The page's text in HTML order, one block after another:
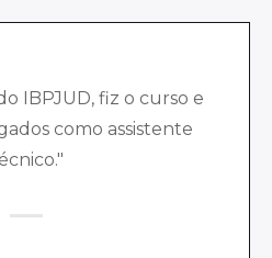
IBPJUD, fiz o curso e
como assistente